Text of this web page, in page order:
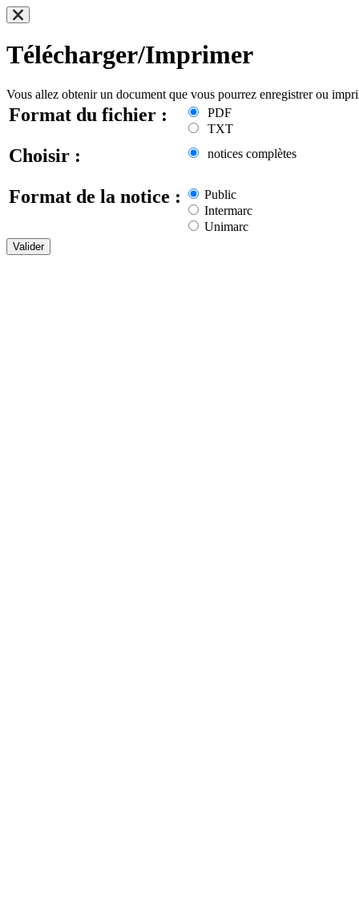
Télécharger/Imprimer
Vous allez obtenir un document que vous pourrez enregistrer ou
Format du fichier :
PDF
TXT
Choisir : notices complètes
Format de la notice :
Public
Intermarc
Unimarc